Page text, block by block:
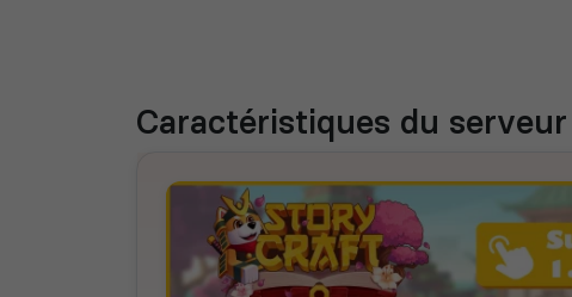
Caractéristiques du serveur